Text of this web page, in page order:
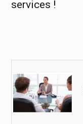
services !